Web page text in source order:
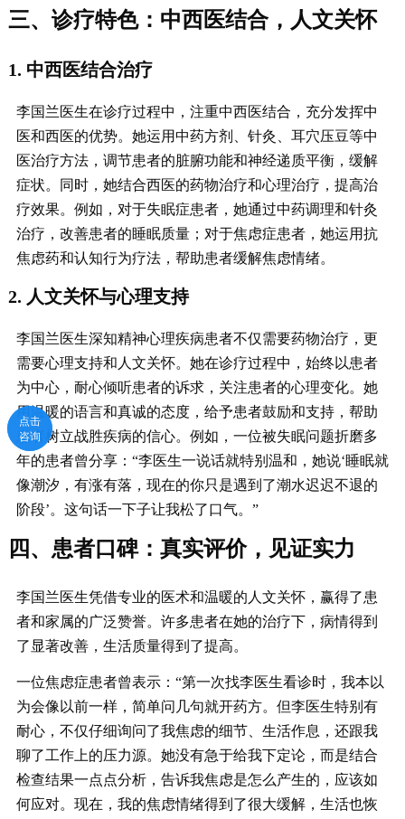
三、诊疗特色：中西医结合，人文关怀
1. 中西医结合治疗
李国兰医生在诊疗过程中，注重中西医结合，充分发挥中
医和西医的优势。她运用中药方剂、针灸、耳穴压豆等中
医治疗方法，调节患者的脏腑功能和神经递质平衡，缓解
症状。同时，她结合西医的药物治疗和心理治疗，提高治
疗效果。例如，对于失眠症患者，她通过中药调理和针灸
治疗，改善患者的睡眠质量；对于焦虑症患者，她运用抗
焦虑药和认知行为疗法，帮助患者缓解焦虑情绪。
2. 人文关怀与心理支持
李国兰医生深知精神心理疾病患者不仅需要药物治疗，更
需要心理支持和人文关怀。她在诊疗过程中，始终以患者
为中心，耐心倾听患者的诉求，关注患者的心理变化。她
用温暖的语言和真诚的态度，给予患者鼓励和支持，帮助
患者树立战胜疾病的信心。例如，一位被失眠问题折磨多
年的患者曾分享：“李医生一说话就特别温和，她说‘睡眠就
像潮汐，有涨有落，现在的你只是遇到了潮水迟迟不退的
阶段’。这句话一下子让我松了口气。”
四、患者口碑：真实评价，见证实力
李国兰医生凭借专业的医术和温暖的人文关怀，赢得了患
者和家属的广泛赞誉。许多患者在她的治疗下，病情得到
了显著改善，生活质量得到了提高。
一位焦虑症患者曾表示：“第一次找李医生看诊时，我本以
为会像以前一样，简单问几句就开药方。但李医生特别有
耐心，不仅仔细询问了我焦虑的细节、生活作息，还跟我
聊了工作上的压力源。她没有急于给我下定论，而是结合
检查结果一点点分析，告诉我焦虑是怎么产生的，应该如
何应对。现在，我的焦虑情绪得到了很大缓解，生活也恢
点击
咨询
点击
咨询